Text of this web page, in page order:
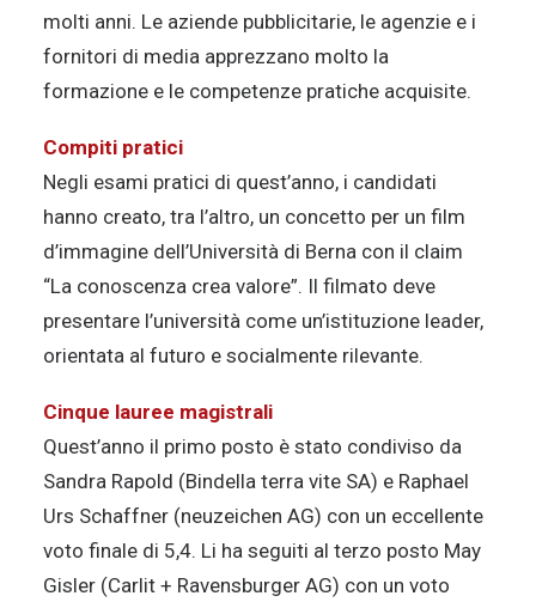
molti anni. Le aziende pubblicitarie, le agenzie e i
fornitori di media apprezzano molto la
formazione e le competenze pratiche acquisite.
Compiti pratici
Negli esami pratici di quest’anno, i candidati
hanno creato, tra l’altro, un concetto per un film
d’immagine dell’Università di Berna con il claim
“La conoscenza crea valore”. Il filmato deve
presentare l’università come un’istituzione leader,
orientata al futuro e socialmente rilevante.
Cinque lauree magistrali
Quest’anno il primo posto è stato condiviso da
Sandra Rapold (Bindella terra vite SA) e Raphael
Urs Schaffner (neuzeichen AG) con un eccellente
voto finale di 5,4. Li ha seguiti al terzo posto May
Gisler (Carlit + Ravensburger AG) con un voto